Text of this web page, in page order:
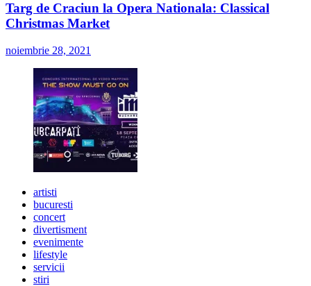
Targ de Craciun la Opera Nationala: Classical
Christmas Market
noiembrie 28, 2021
artisti
bucuresti
concert
divertisment
evenimente
lifestyle
servicii
stiri